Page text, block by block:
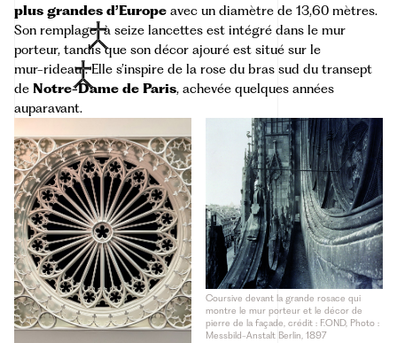
plus grandes d’Europe avec un diamètre de 13,60 mètres.
Son remplage à seize lancettes est intégré dans le mur
porteur, tandis que son décor ajouré est situé sur le
mur-rideau . Elle s’inspire de la rose du bras sud du transept
de Notre-Dame de Paris, achevée quelques années
auparavant.
Coursive devant la grande rosace qui
montre le mur porteur et le décor de
pierre de la façade, crédit : F.OND, Photo :
Messbild-Anstalt Berlin, 1897